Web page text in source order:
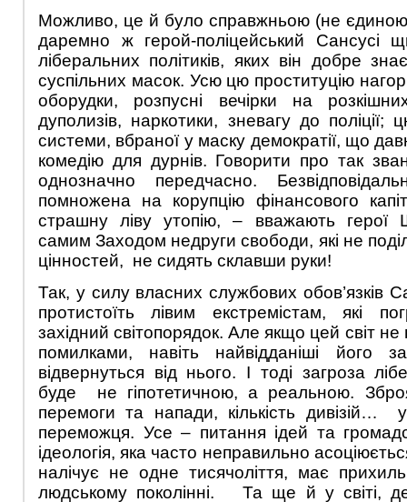
Можливо, це й було справжньою (не
даремно ж герой-поліцейський Сансусі
ліберальних політиків, яких він добре
суспільних масок. Усю цю проституцію
оборудки, розпусні вечірки на
дуполизів, наркотики, зневагу до поліції;
системи, вбраної у маску демократії, що
комедію для дурнів. Говорити про так
однозначно передчасно.
помножена на корупцію фінансового
страшну ліву утопію, – вважають герої
самим Заходом недруги свободи, які не
цінностей, не сидять склавши руки!
Так, у силу власних службових обов’язків
протистоїть лівим екстремістам, які
західний світопорядок. Але якщо цей світ
помилками, навіть найвідданіші його
відвернуться від нього. І тоді загроза
буде не гіпотетичною, а реальною.
перемоги та напади, кількість дивізій…
переможця. Усе – питання ідей та
ідеологія, яка часто неправильно
налічує не одне тисячоліття, має
людському поколінні. Та ще й у світі,